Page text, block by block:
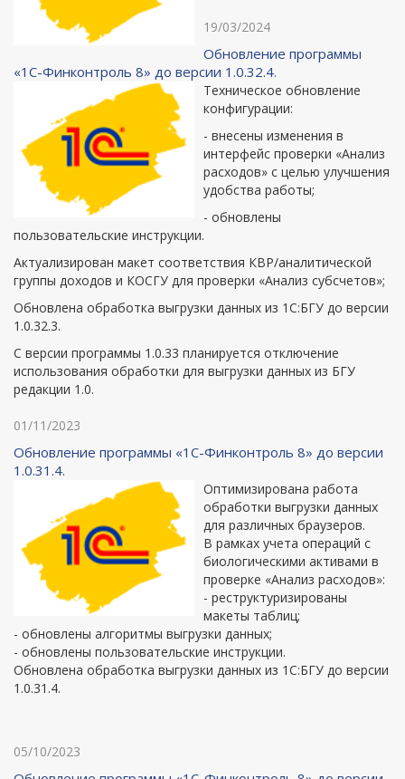
19/03/2024
Обновление программы
«1С-Финконтроль 8» до версии 1.0.32.4.
Техническое обновление
конфигурации:
- внесены изменения в
интерфейс проверки «Анализ
расходов» с целью улучшения
удобства работы;
- обновлены
пользовательские инструкции.
Актуализирован макет соответствия КВР/аналитической
группы доходов и КОСГУ для проверки «Анализ субсчетов»;
Обновлена обработка выгрузки данных из 1С:БГУ до версии
1.0.32.3.
С версии программы 1.0.33 планируется отключение
использования обработки для выгрузки данных из БГУ
редакции 1.0.
01/11/2023
Обновление программы «1С-Финконтроль 8» до версии
1.0.31.4.
Оптимизирована работа
обработки выгрузки данных
для различных браузеров.
В рамках учета операций с
биологическими активами в
проверке «Анализ расходов»:
- реструктуризированы
макеты таблиц;
- обновлены алгоритмы выгрузки данных;
- обновлены пользовательские инструкции.
Обновлена обработка выгрузки данных из 1С:БГУ до версии
1.0.31.4.
05/10/2023